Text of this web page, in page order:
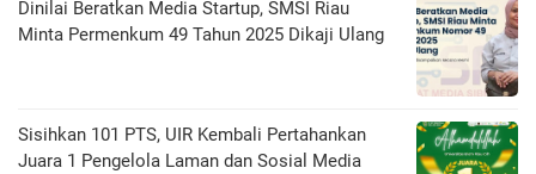
Dinilai Beratkan Media Startup, SMSI Riau
Minta Permenkum 49 Tahun 2025 Dikaji Ulang
Sisihkan 101 PTS, UIR Kembali Pertahankan
Juara 1 Pengelola Laman dan Sosial Media